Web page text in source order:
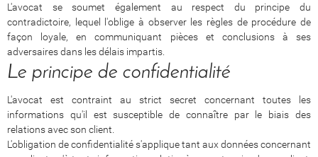
L'avocat se soumet également au respect du principe du
contradictoire, lequel l'oblige à observer les règles de procédure de
façon loyale, en communiquant pièces et conclusions à ses
adversaires dans les délais impartis.
Le principe de confidentialité
L'avocat est contraint au strict secret concernant toutes les
informations qu'il est susceptible de connaître par le biais des
relations avec son client.
L'obligation de confidentialité s'applique tant aux données concernant